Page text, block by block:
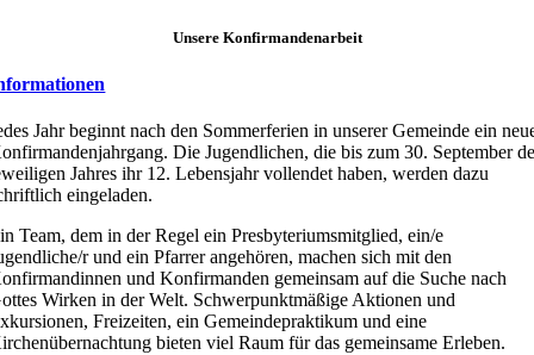
Unsere Konfirmandenarbeit
Jahr beginnt nach den Sommerferien in unserer Gemeinde ein
Die Jugendlichen, die bis zum 30. September
Jahres ihr 12. Lebensjahr vollendet haben, werden dazu
eingeladen.
Team, dem in der Regel ein Presbyteriumsmitglied, ein/e
r und ein Pfarrer angehören, machen sich mit den
und Konfirmanden gemeinsam auf die Suche nach
Wirken in der Welt. Schwerpunktmäßige Aktionen und
Freizeiten, ein Gemeindepraktikum und eine
bieten viel Raum für das gemeinsame Erleben.